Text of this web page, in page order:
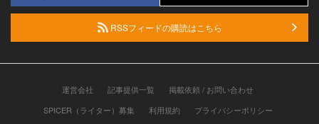
RSSフィードの購読はこちら
運営会社 記事提供一覧
掲載依頼 / お問い合わせ
SPICER（ライター）募集
利用規約 プライバシーポリシー